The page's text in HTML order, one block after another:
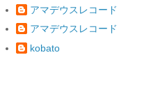
アマデウスレコード
アマデウスレコード
kobato